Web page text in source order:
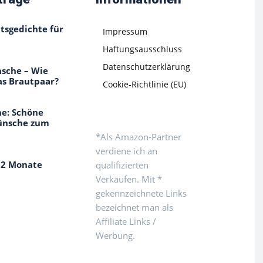
für
– Wie
Brautpaar?
Schöne
zum
Monate
Impressum
Haftungsausschluss
Datenschutzerklärung
Cookie-Richtlinie (EU)
*Als Amazon-Partner
verdiene ich an
qualifizierten
Verkäufen. Mit *
gekennzeichnete Links
bezeichnet man als
Affiliate Links /
Werbung.